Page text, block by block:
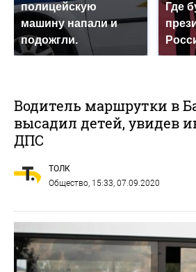
полицейскую
машину напали и
подожгли.
Где
Водитель маршрутки в
высадил детей, увидев
ДПС
ТОЛК
Общество, 15:33, 07.09.2020